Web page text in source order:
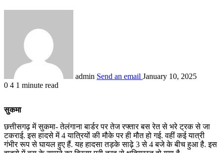
admin Send an email January 10, 2025
0 4 1 minute read
सुकमा
छत्तीसगढ़ में सुकमा- तेलंगाना बार्डर पर तेज रफ्तार बस रेत से भरे ट्रक से जा
टकराई. इस हादसे में 4 यात्रियों की मौके पर ही मौत हो गई. वहीं कई यात्री
गंभीर रूप से घायल हुए हैं. यह हादसा तड़के साढ़े 3 से 4 बजे के बीच हुआ है. इस